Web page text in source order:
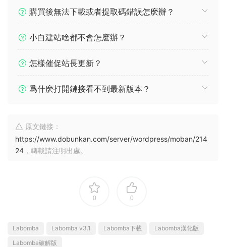
購買後無法下載或者提取碼錯誤怎麽辦？
小白建站啥都不會怎麽辦？
怎樣催促站長更新？
爲什麽打開鏈接看不到最新版本？
原文鏈接：
https://www.dobunkan.com/server/wordpress/moban/214
24 ，轉載請注明出處。
0 0
Labomba Labomba v3.1 Labomba下載
Labomba漢化版
Labomba破解版